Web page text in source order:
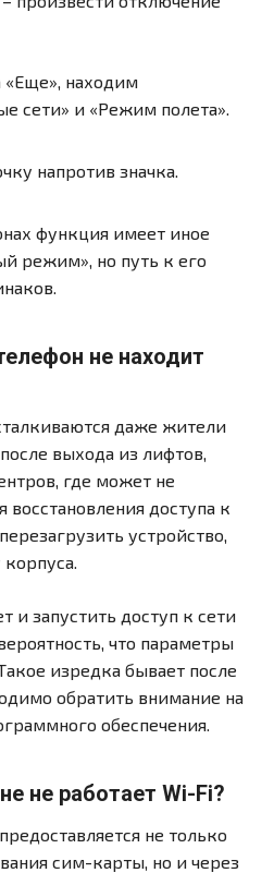
находим
сети» и «Режим полета».
напротив значка.
функция имеет иное
режим», но путь к его
не находит
даже жители
выхода из лифтов,
где может не
восстановления доступа к
устройство,
и запустить доступ к сети
что параметры
изредка бывает после
обратить внимание на
обеспечения.
не работает Wi-Fi?
не только
сим-карты, но и через